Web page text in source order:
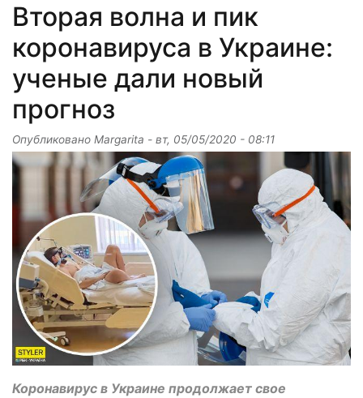
Вторая волна и пик
коронавируса в Украине:
ученые дали новый
прогноз
Опубликовано Margarita - вт, 05/05/2020 - 08:11
Коронавирус в Украине продолжает свое